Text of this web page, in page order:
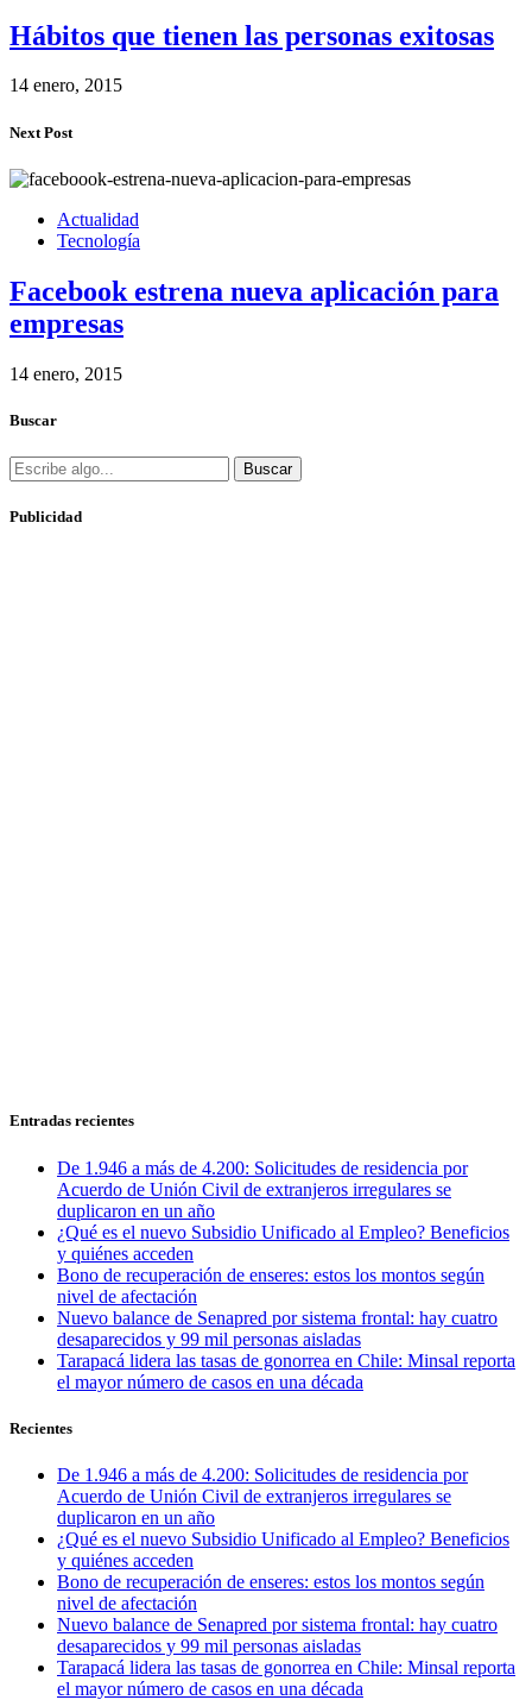
Hábitos que tienen las personas exitosas
14 enero, 2015
Next Post
Actualidad
Tecnología
Facebook estrena nueva aplicación para
empresas
14 enero, 2015
Buscar
Buscar
Publicidad
Entradas recientes
De 1.946 a más de 4.200: Solicitudes de residencia por
Acuerdo de Unión Civil de extranjeros irregulares se
duplicaron en un año
¿Qué es el nuevo Subsidio Unificado al Empleo? Beneficios
y quiénes acceden
Bono de recuperación de enseres: estos los montos según
nivel de afectación
Nuevo balance de Senapred por sistema frontal: hay cuatro
desaparecidos y 99 mil personas aisladas
Tarapacá lidera las tasas de gonorrea en Chile: Minsal reporta
el mayor número de casos en una década
Recientes
De 1.946 a más de 4.200: Solicitudes de residencia por
Acuerdo de Unión Civil de extranjeros irregulares se
duplicaron en un año
¿Qué es el nuevo Subsidio Unificado al Empleo? Beneficios
y quiénes acceden
Bono de recuperación de enseres: estos los montos según
nivel de afectación
Nuevo balance de Senapred por sistema frontal: hay cuatro
desaparecidos y 99 mil personas aisladas
Tarapacá lidera las tasas de gonorrea en Chile: Minsal reporta
el mayor número de casos en una década